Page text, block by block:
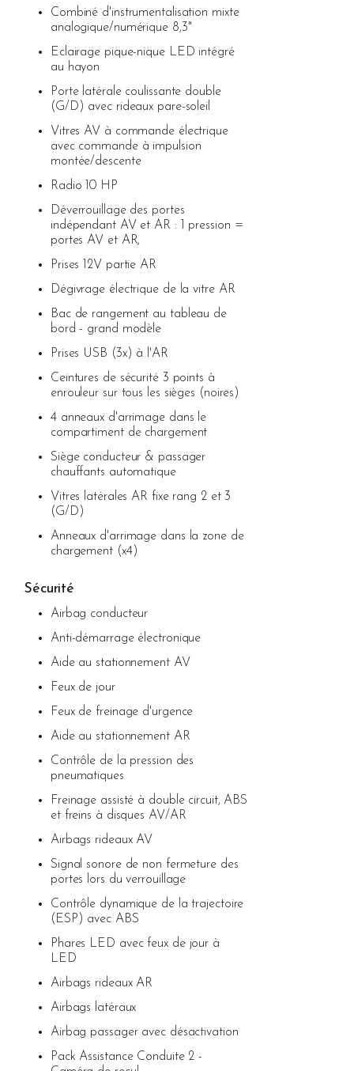
Combiné d'instrumentalisation mixte
analogique/numérique 8,3"
Eclairage pique-nique LED intégré
au hayon
Porte latérale coulissante double
(G/D) avec rideaux pare-soleil
Vitres AV à commande électrique
avec commande à impulsion
montée/descente
Radio 10 HP
Déverrouillage des portes
indépendant AV et AR : 1 pression =
portes AV et AR,
Prises 12V partie AR
Dégivrage électrique de la vitre AR
Bac de rangement au tableau de
bord - grand modèle
Prises USB (3x) à l'AR
Ceintures de sécurité 3 points à
enrouleur sur tous les sièges (noires)
4 anneaux d'arrimage dans le
compartiment de chargement
Siège conducteur & passager
chauffants automatique
Vitres latérales AR fixe rang 2 et 3
(G/D)
Anneaux d'arrimage dans la zone de
chargement (x4)
Sécurité
Airbag conducteur
Anti-démarrage électronique
Aide au stationnement AV
Feux de jour
Feux de freinage d'urgence
Aide au stationnement AR
Contrôle de la pression des
pneumatiques
Freinage assisté à double circuit, ABS
et freins à disques AV/AR
Airbags rideaux AV
Signal sonore de non fermeture des
portes lors du verrouillage
Contrôle dynamique de la trajectoire
(ESP) avec ABS
Phares LED avec feux de jour à
LED
Airbags rideaux AR
Airbags latéraux
Airbag passager avec désactivation
Pack Assistance Conduite 2 -